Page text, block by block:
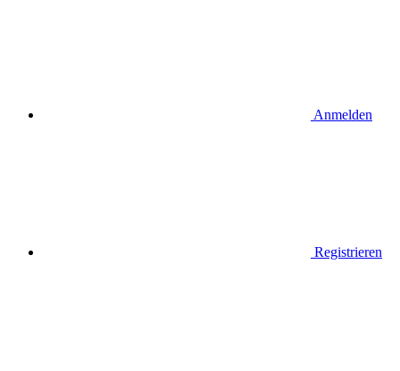
Anmelden
Registrieren